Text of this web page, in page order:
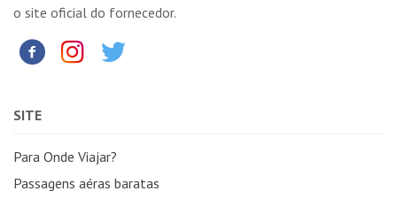
o site oficial do fornecedor.
SITE
Para Onde Viajar?
Passagens aéras baratas